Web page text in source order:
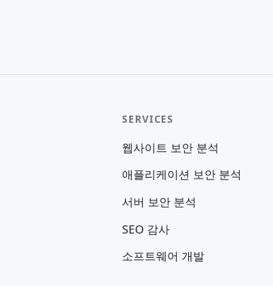
SERVICES
웹사이트 보안 분석
애플리케이션 보안 분석
서버 보안 분석
SEO 감사
소프트웨어 개발